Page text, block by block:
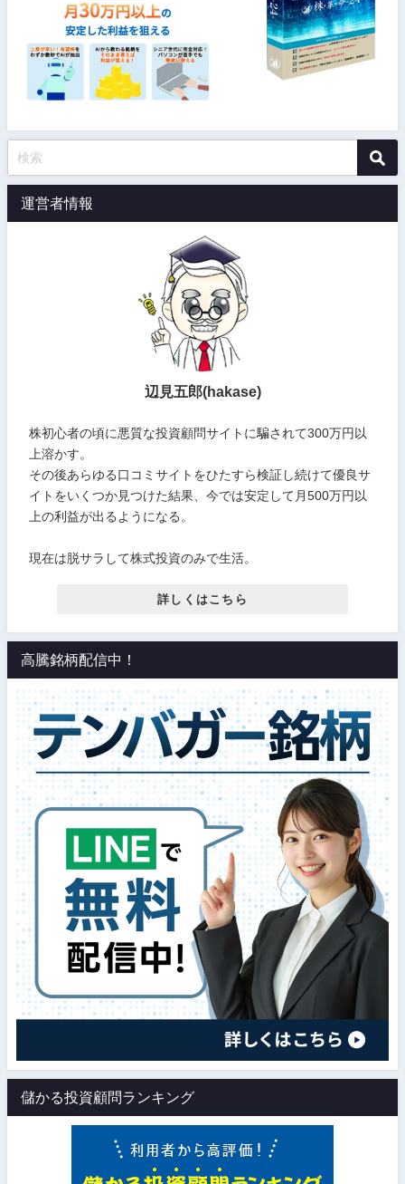
運営者情報
辺見五郎(hakase)
株初心者の頃に悪質な投資顧問サイトに騙されて300万円以
上溶かす。
その後あらゆる口コミサイトをひたすら検証し続けて優良サ
イトをいくつか見つけた結果、今では安定して月500万円以
上の利益が出るようになる。
現在は脱サラして株式投資のみで生活。
詳しくはこちら
高騰銘柄配信中！
儲かる投資顧問ランキング